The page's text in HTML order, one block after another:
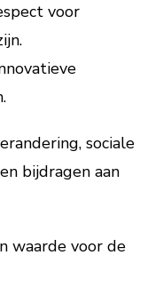
voor
sociale
bijdragen aan
waarde voor de